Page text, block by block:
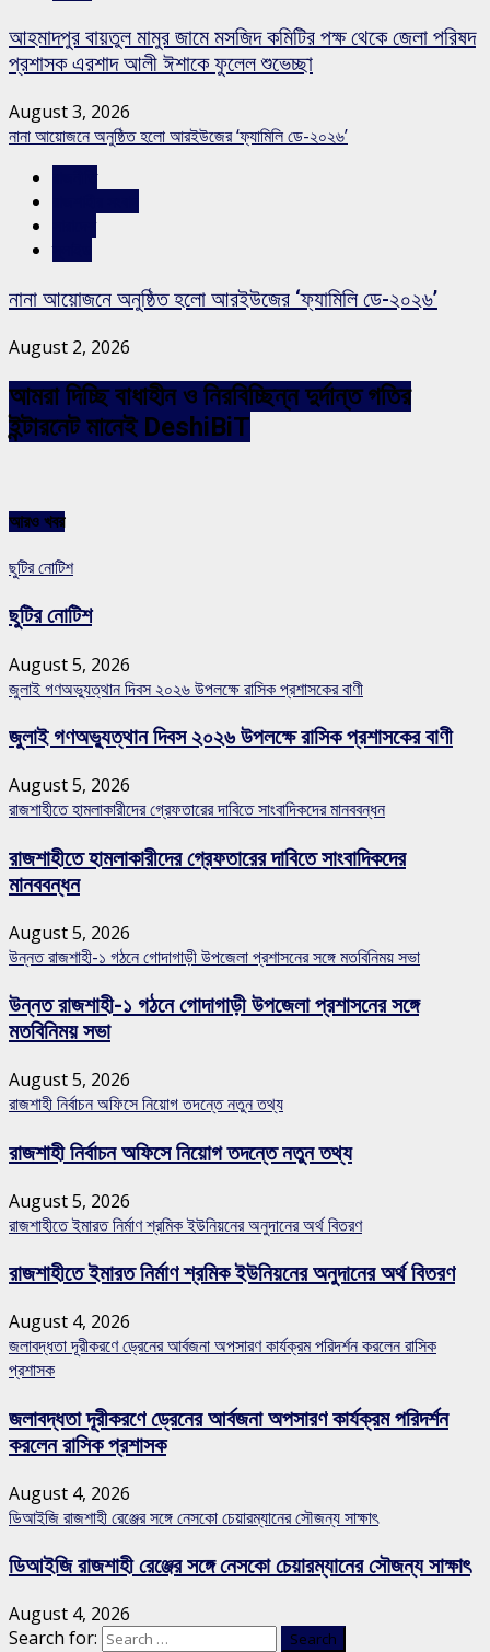
আহমাদপুর বায়তুল মামুর জামে মসজিদ কমিটির পক্ষ থেকে জেলা পরিষদ
প্রশাসক এরশাদ আলী ঈশাকে ফুলেল শুভেচ্ছা
August 3, 2026
নানা আয়োজনে অনুষ্ঠিত হলো আরইউজের ‘ফ্যামিলি ডে-২০২৬’
নানা আয়োজনে অনুষ্ঠিত হলো আরইউজের ‘ফ্যামিলি ডে-২০২৬’
August 2, 2026
আমরা দিচ্ছি বাধাহীন ও নিরবিচ্ছিন্ন দুর্দান্ত গতির
ইন্টারনেট মানেই DeshiBiT
আরও খবর
ছুটির নোটিশ
ছুটির নোটিশ
August 5, 2026
জুলাই গণঅভ্যুত্থান দিবস ২০২৬ উপলক্ষে রাসিক প্রশাসকের বাণী
জুলাই গণঅভ্যুত্থান দিবস ২০২৬ উপলক্ষে রাসিক প্রশাসকের বাণী
August 5, 2026
রাজশাহীতে হামলাকারীদের গ্রেফতারের দাবিতে সাংবাদিকদের মানববন্ধন
রাজশাহীতে হামলাকারীদের গ্রেফতারের দাবিতে সাংবাদিকদের
মানববন্ধন
August 5, 2026
উন্নত রাজশাহী-১ গঠনে গোদাগাড়ী উপজেলা প্রশাসনের সঙ্গে মতবিনিময় সভা
উন্নত রাজশাহী-১ গঠনে গোদাগাড়ী উপজেলা প্রশাসনের সঙ্গে
মতবিনিময় সভা
August 5, 2026
রাজশাহী নির্বাচন অফিসে নিয়োগ তদন্তে নতুন তথ্য
রাজশাহী নির্বাচন অফিসে নিয়োগ তদন্তে নতুন তথ্য
August 5, 2026
রাজশাহীতে ইমারত নির্মাণ শ্রমিক ইউনিয়নের অনুদানের অর্থ বিতরণ
রাজশাহীতে ইমারত নির্মাণ শ্রমিক ইউনিয়নের অনুদানের অর্থ বিতরণ
August 4, 2026
জলাবদ্ধতা দূরীকরণে ড্রেনের আর্বজনা অপসারণ কার্যক্রম পরিদর্শন করলেন রাসিক
প্রশাসক
জলাবদ্ধতা দূরীকরণে ড্রেনের আর্বজনা অপসারণ কার্যক্রম পরিদর্শন
করলেন রাসিক প্রশাসক
August 4, 2026
ডিআইজি রাজশাহী রেঞ্জের সঙ্গে নেসকো চেয়ারম্যানের সৌজন্য সাক্ষাৎ
ডিআইজি রাজশাহী রেঞ্জের সঙ্গে নেসকো চেয়ারম্যানের সৌজন্য সাক্ষাৎ
August 4, 2026
Search for: